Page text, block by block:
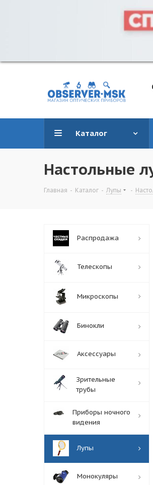
Каталог
Настольные
Главная - Каталог - Лупы -
Распродажа
Телескопы
Микроскопы
Бинокли
Аксессуары
Зрительные
трубы
Приборы ночного
видения
Лупы
Монокуляры